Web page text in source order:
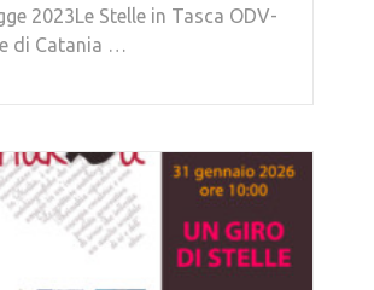
2023Le Stelle in Tasca ODV-
di Catania …